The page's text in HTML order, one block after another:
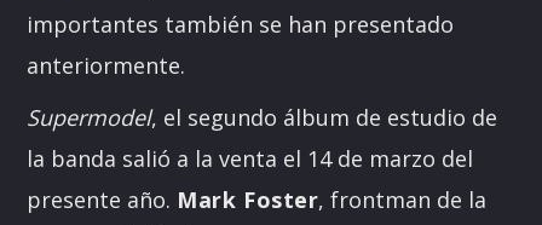
importantes también se han presentado
anteriormente.
Supermodel, el segundo álbum de estudio de
la banda salió a la venta el 14 de marzo del
presente año. Mark Foster, frontman de la